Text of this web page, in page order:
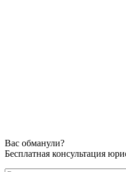
Вас обманули?
Бесплатная консультация